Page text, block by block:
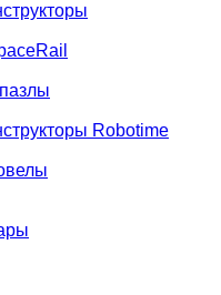
Robotime